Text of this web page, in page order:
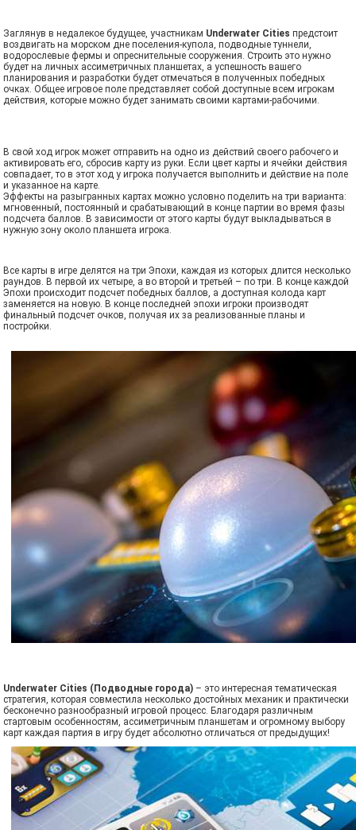
Заглянув в недалекое будущее, участникам Underwater Cities предстоит
воздвигать на морском дне поселения-купола, подводные туннели,
водорослевые фермы и опреснительные сооружения. Строить это нужно
будет на личных ассиметричных планшетах, а успешность вашего
планирования и разработки будет отмечаться в полученных победных
очках. Общее игровое поле представляет собой доступные всем игрокам
действия, которые можно будет занимать своими картами-рабочими.
В свой ход игрок может отправить на одно из действий своего рабочего и
активировать его, сбросив карту из руки. Если цвет карты и ячейки действия
совпадает, то в этот ход у игрока получается выполнить и действие на поле
и указанное на карте.
Эффекты на разыгранных картах можно условно поделить на три варианта:
мгновенный, постоянный и срабатывающий в конце партии во время фазы
подсчета баллов. В зависимости от этого карты будут выкладываться в
нужную зону около планшета игрока.
Все карты в игре делятся на три Эпохи, каждая из которых длится несколько
раундов. В первой их четыре, а во второй и третьей – по три. В конце каждой
Эпохи происходит подсчет победных баллов, а доступная колода карт
заменяется на новую. В конце последней эпохи игроки производят
финальный подсчет очков, получая их за реализованные планы и
постройки.
Underwater Cities (Подводные города) – это интересная тематическая
стратегия, которая совместила несколько достойных механик и практически
бесконечно разнообразный игровой процесс. Благодаря различным
стартовым особенностям, ассиметричным планшетам и огромному выбору
карт каждая партия в игру будет абсолютно отличаться от предыдущих!